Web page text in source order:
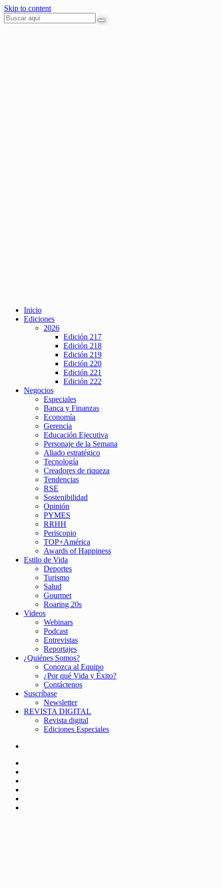
Skip to content
Inicio
Ediciones
2026
Edición 217
Edición 218
Edición 219
Edición 220
Edición 221
Edición 222
Negocios
Especiales
Banca y Finanzas
Economía
Gerencia
Educación Ejecutiva
Personaje de la Semana
Aliado estratégico
Tecnología
Creadores de riqueza
Tendencias
RSE
Sostenibilidad
Opinión
PYMES
RRHH
Periscopio
TOP+América
Awards of Happiness
Estilo de Vida
Deportes
Turismo
Salud
Gourmet
Roaring 20s
Videos
Webinars
Podcast
Entrevistas
Reportajes
¿Quiénes Somos?
Conozca al Equipo
¿Por qué Vida y Éxito?
Contáctenos
Suscríbase
Newsletter
REVISTA DIGITAL
Revista digital
Ediciones Especiales